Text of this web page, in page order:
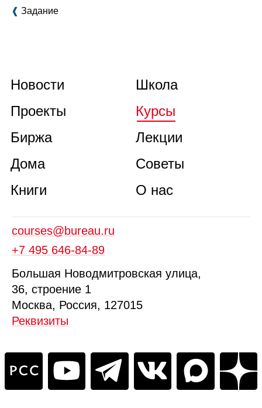
❰ Задание
Новости
Проекты
Биржа
Дома
Книги
Школа
Курсы
Лекции
Советы
О нас
courses@bureau.ru
+7 495 646‑84‑89
Большая Новодмитровская улица,
36, строение 1
Москва, Россия, 127015
Реквизиты